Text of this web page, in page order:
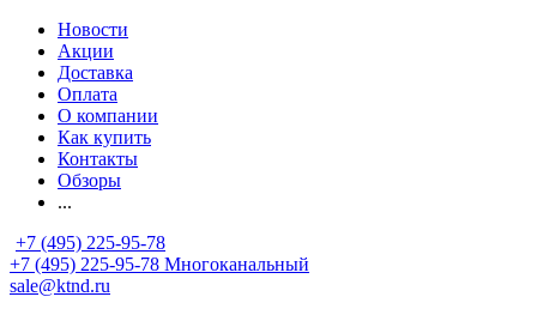
Новости
Акции
Доставка
Оплата
О компании
Как купить
Контакты
Обзоры
...
+7 (495) 225-95-78
+7 (495) 225-95-78 Многоканальный
sale@ktnd.ru